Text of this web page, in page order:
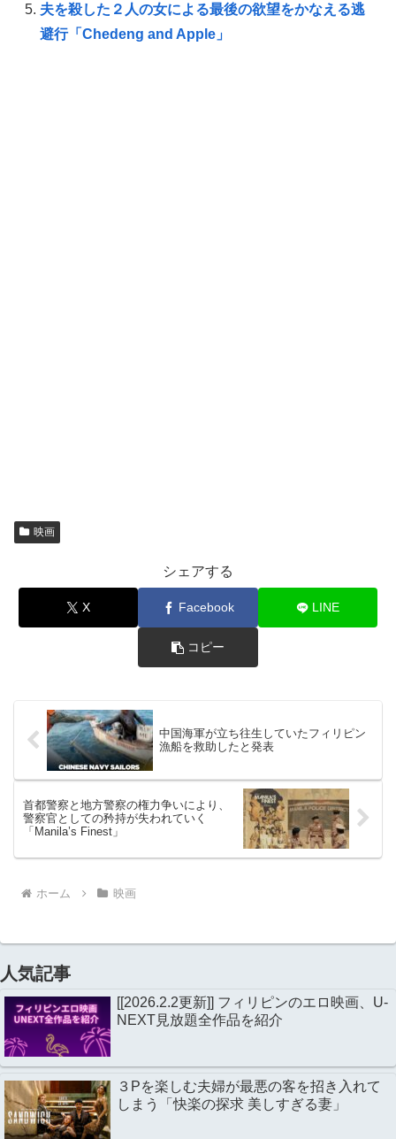
夫を殺した２人の女による最後の欲望をかなえる逃
避行「Chedeng and Apple」
映画
シェアする
X Facebook LINE
コピー
中国海軍が立ち往生していたフィリピン
漁船を救助したと発表
首都警察と地方警察の権力争いにより、
警察官としての矜持が失われていく
「Manila’s Finest」
ホーム 映画
人気記事
[[2026.2.2更新]] フィリピンのエロ映画、U-
NEXT見放題全作品を紹介
３Pを楽しむ夫婦が最悪の客を招き入れて
しまう「快楽の探求 美しすぎる妻」